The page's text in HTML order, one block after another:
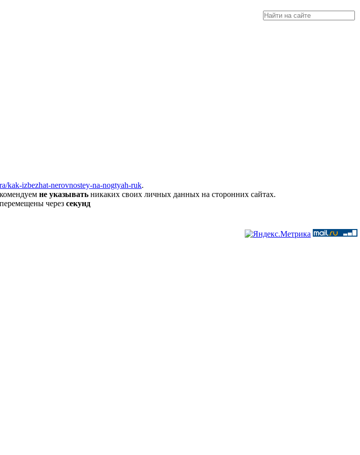
kak-izbezhat-nerovnostey-na-nogtyah-ruk.
не указывать никаких своих личных данных на сторонних сайтах.
через секунд